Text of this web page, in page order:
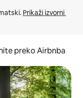
Prikaži izvorni
preko Airbnba